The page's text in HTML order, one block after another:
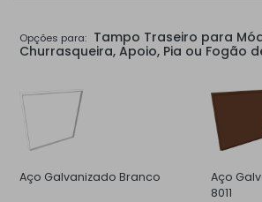
Opções para: Tampo Traseiro para
Churrasqueira, Apoio, Pia ou Fogão
Aço Galvanizado Branco
Aço
8011